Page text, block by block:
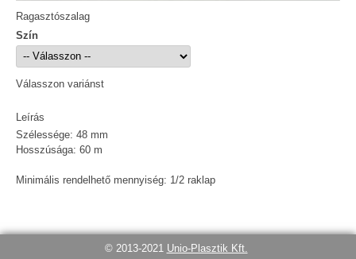
Ragasztószalag
Szín
Válasszon variánst
Leírás
Szélessége: 48 mm
Hosszúsága: 60 m
Minimális rendelhető mennyiség: 1/2 raklap
© 2013-2021 Unio-Plasztik Kft.